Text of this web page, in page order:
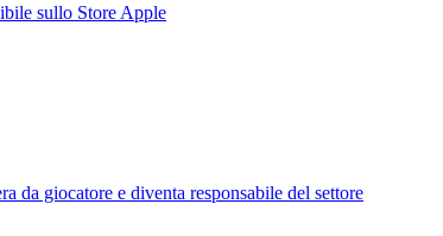
sullo Store Apple
da giocatore e diventa responsabile del settore